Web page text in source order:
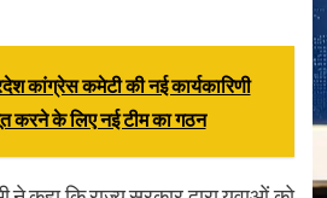
कांग्रेस कमेटी की नई कार्यकारिणी
करने के लिए नई टीम का गठन